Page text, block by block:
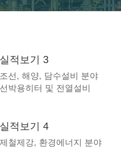
실적보기 3
조선, 해양, 담수설비 분야
선박용히터 및 전열설비
실적보기 4
제철제강, 환경에너지 분야